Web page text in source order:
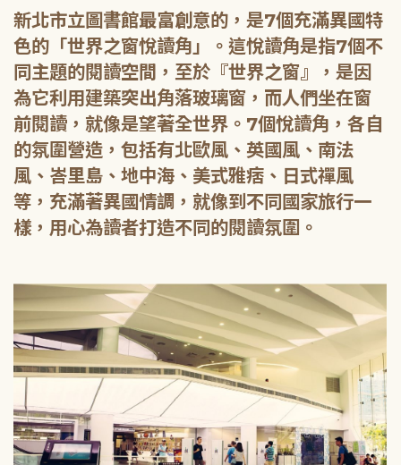
新北市立圖書館最富創意的，是7個充滿異國特
色的「世界之窗悅讀角」。這悅讀角是指7個不
同主題的閱讀空間，至於『世界之窗』，是因
為它利用建築突出角落玻璃窗，而人們坐在窗
前閱讀，就像是望著全世界。7個悅讀角，各自
的氛圍營造，包括有北歐風、英國風、南法
風、峇里島、地中海、美式雅痞、日式禪風
等，充滿著異國情調，就像到不同國家旅行一
樣，用心為讀者打造不同的閱讀氛圍。